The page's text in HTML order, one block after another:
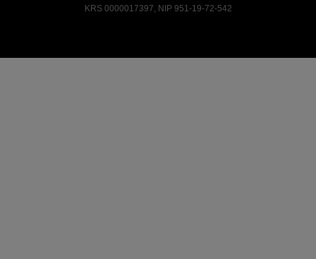
KRS 0000017397, NIP 951-19-72-542